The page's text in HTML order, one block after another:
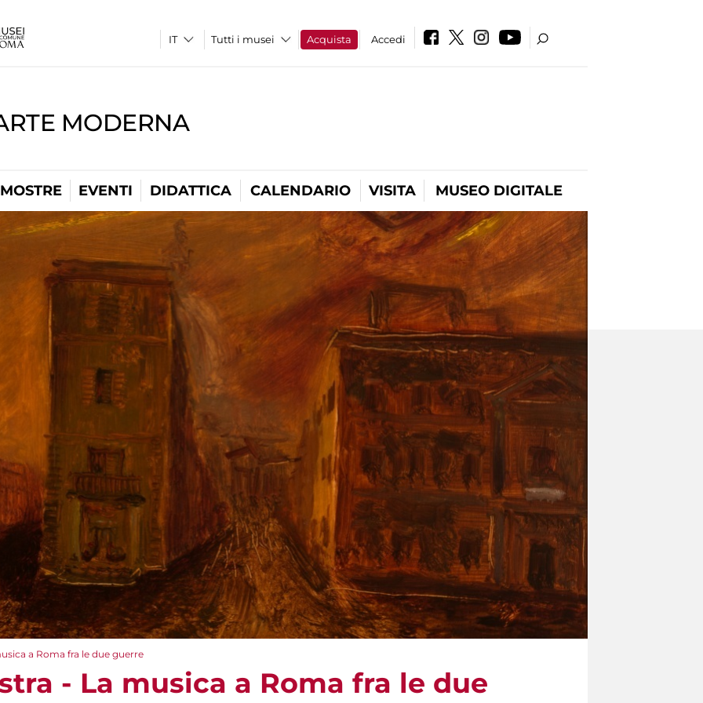
Tutti i musei Acquista Accedi
MODERNA
MOSTRE EVENTI DIDATTICA CALENDARIO VISITA MUSEO DIGITALE
a Roma fra le due guerre
- La musica a Roma fra le due